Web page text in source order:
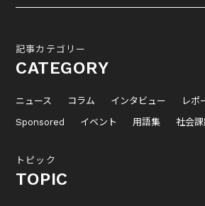
記事カテゴリー
CATEGORY
ニュース コラム インタビュー レポ
Sponsored
イベント 用語集 社会
トピック
TOPIC